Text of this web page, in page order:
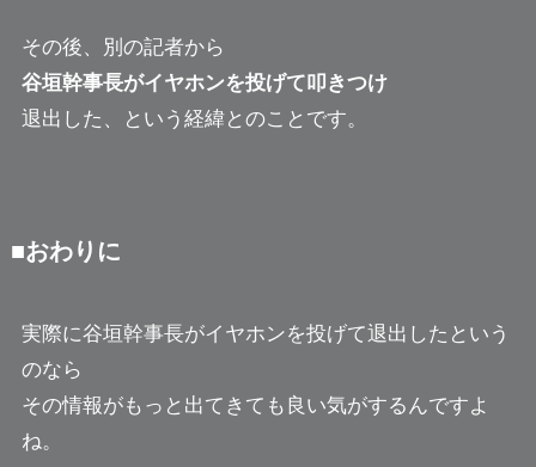
その後、別の記者から
谷垣幹事長がイヤホンを投げて叩きつけ
退出した、という経緯とのことです。
■おわりに
実際に谷垣幹事長がイヤホンを投げて退出したという
のなら
その情報がもっと出てきても良い気がするんですよ
ね。